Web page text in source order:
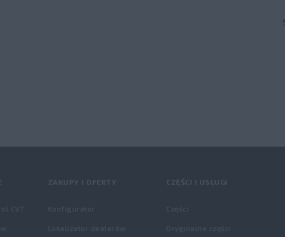
CVT
ZAKUPY I OFERTY
Konfigurator
Lokalizator dealerów
CZĘŚCI I USŁUGI
Części
Oryginalne części